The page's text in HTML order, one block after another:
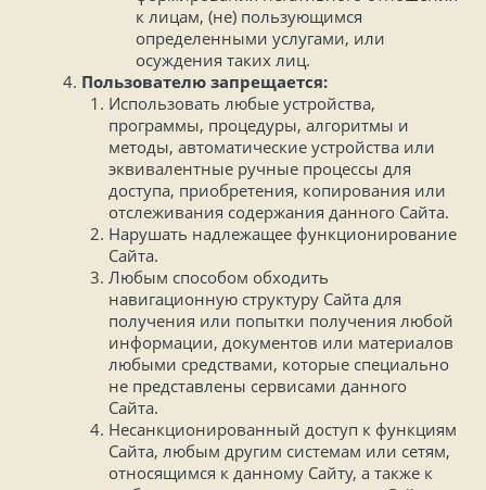
к лицам, (не) пользующимся
определенными услугами, или
осуждения таких лиц.
Пользователю запрещается:
Использовать любые устройства,
программы, процедуры, алгоритмы и
методы, автоматические устройства или
эквивалентные ручные процессы для
доступа, приобретения, копирования или
отслеживания содержания данного Сайта.
Нарушать надлежащее функционирование
Сайта.
Любым способом обходить
навигационную структуру Сайта для
получения или попытки получения любой
информации, документов или материалов
любыми средствами, которые специально
не представлены сервисами данного
Сайта.
Несанкционированный доступ к функциям
Сайта, любым другим системам или сетям,
относящимся к данному Сайту, а также к